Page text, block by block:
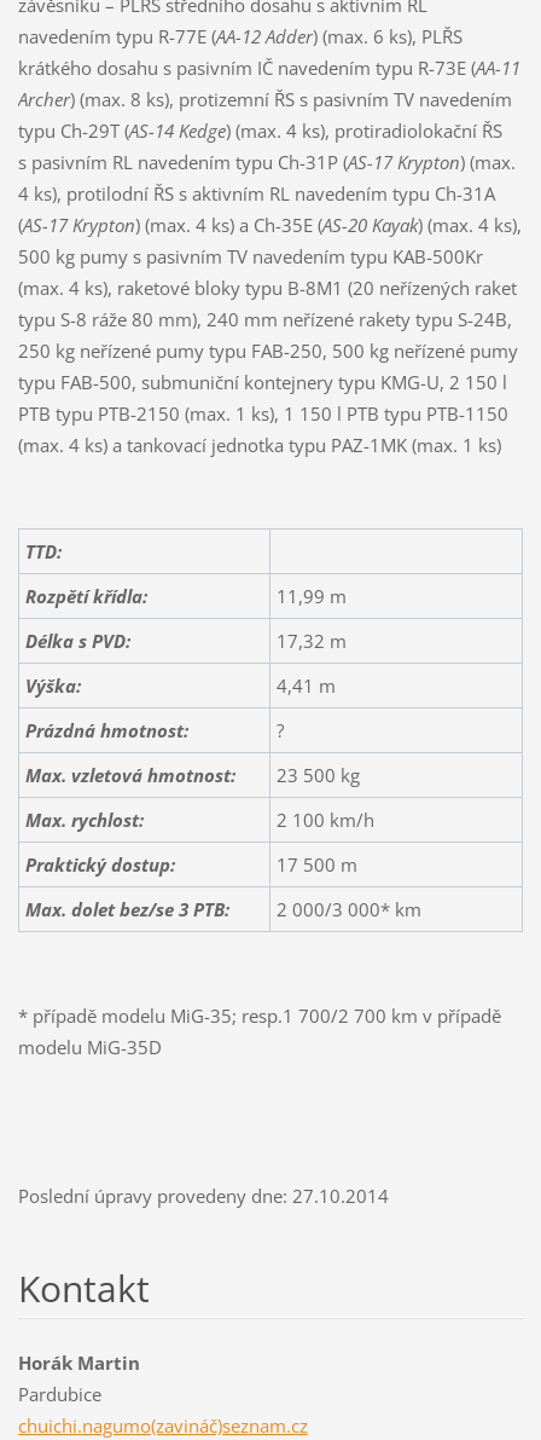
závěsníku – PLŘS středního dosahu s aktivním RL
navedením typu R-77E (AA-12 Adder) (max. 6 ks), PLŘS
krátkého dosahu s pasivním IČ navedením typu R-73E (AA-11
Archer) (max. 8 ks), protizemní ŘS s pasivním TV navedením
typu Ch-29T (AS-14 Kedge) (max. 4 ks), protiradiolokační ŘS
s pasivním RL navedením typu Ch-31P (AS-17 Krypton) (max.
4 ks), protilodní ŘS s aktivním RL navedením typu Ch-31A
(AS-17 Krypton) (max. 4 ks) a Ch-35E (AS-20 Kayak) (max. 4 ks),
500 kg pumy s pasivním TV navedením typu KAB-500Kr
(max. 4 ks), raketové bloky typu B-8M1 (20 neřízených raket
typu S-8 ráže 80 mm), 240 mm neřízené rakety typu S-24B,
250 kg neřízené pumy typu FAB-250, 500 kg neřízené pumy
typu FAB-500, submuniční kontejnery typu KMG-U, 2 150 l
PTB typu PTB-2150 (max. 1 ks), 1 150 l PTB typu PTB-1150
(max. 4 ks) a tankovací jednotka typu PAZ-1MK (max. 1 ks)
TTD:
Rozpětí křídla:
11,99 m
Délka s PVD:
17,32 m
Výška:
4,41 m
Prázdná hmotnost:
?
Max. vzletová hmotnost:
23 500 kg
Max. rychlost:
2 100 km/h
Praktický dostup:
17 500 m
Max. dolet bez/se 3 PTB:
2 000/3 000* km
* případě modelu MiG-35; resp.1 700/2 700 km v případě
modelu MiG-35D
Poslední úpravy provedeny dne: 27.10.2014
Kontakt
Horák Martin
Pardubice
chuichi.nagumo(zavináč)seznam.cz